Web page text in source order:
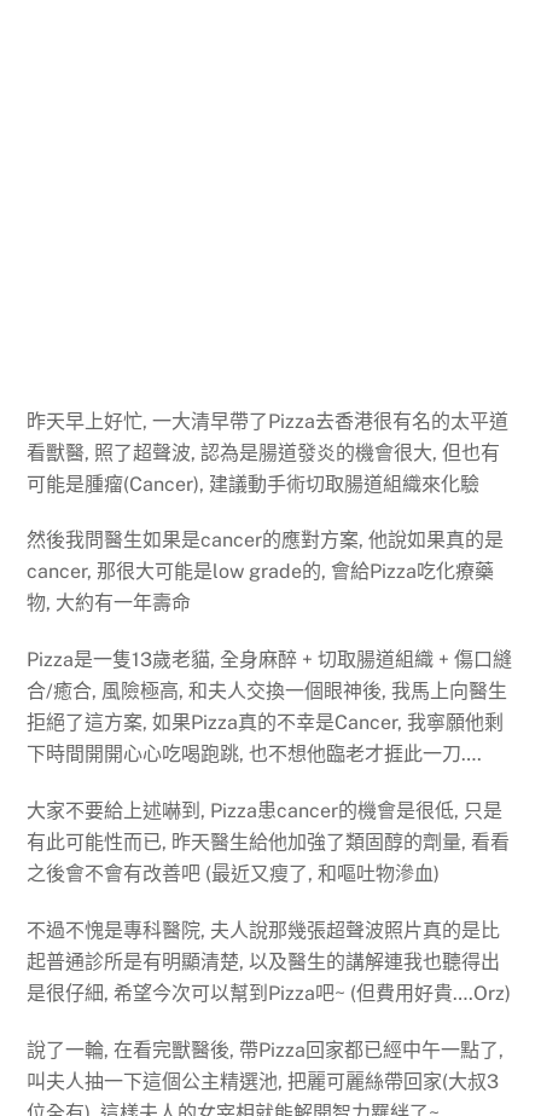
昨天早上好忙, 一大清早帶了Pizza去香港很有名的太平道
看獸醫, 照了超聲波, 認為是腸道發炎的機會很大, 但也有
可能是腫瘤(Cancer), 建議動手術切取腸道組織來化驗
然後我問醫生如果是cancer的應對方案, 他說如果真的是
cancer, 那很大可能是low grade的, 會給Pizza吃化療藥
物, 大約有一年壽命
Pizza是一隻13歲老貓, 全身麻醉 + 切取腸道組織 + 傷口縫
合/癒合, 風險極高, 和夫人交換一個眼神後, 我馬上向醫生
拒絕了這方案, 如果Pizza真的不幸是Cancer, 我寧願他剩
下時間開開心心吃喝跑跳, 也不想他臨老才捱此一刀….
大家不要給上述嚇到, Pizza患cancer的機會是很低, 只是
有此可能性而已, 昨天醫生給他加強了類固醇的劑量, 看看
之後會不會有改善吧 (最近又瘦了, 和嘔吐物滲血)
不過不愧是專科醫院, 夫人說那幾張超聲波照片真的是比
起普通診所是有明顯清楚, 以及醫生的講解連我也聽得出
是很仔細, 希望今次可以幫到Pizza吧~ (但費用好貴….Orz)
說了一輪, 在看完獸醫後, 帶Pizza回家都已經中午一點了,
叫夫人抽一下這個公主精選池, 把麗可麗絲帶回家(大叔3